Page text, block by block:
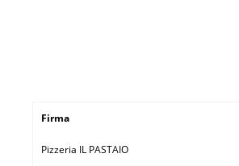
Firma
Pizzeria IL PASTAIO